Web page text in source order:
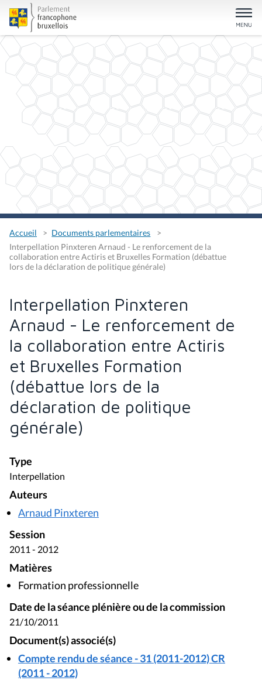
Accueil
Documents parlementaires
Interpellation Pinxteren Arnaud - Le renforcement de la
collaboration entre Actiris et Bruxelles Formation (débattue
lors de la déclaration de politique générale)
Interpellation Pinxteren
Arnaud - Le renforcement de
la collaboration entre Actiris
et Bruxelles Formation
(débattue lors de la
déclaration de politique
générale)
Type
Interpellation
Auteurs
Arnaud Pinxteren
Session
2011 - 2012
Matières
Formation professionnelle
Date de la séance plénière ou de la commission
21/10/2011
Document(s) associé(s)
Compte rendu de séance - 31 (2011-2012) CR
(2011 - 2012)